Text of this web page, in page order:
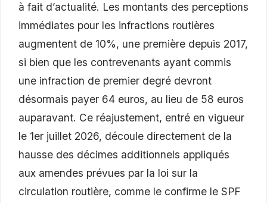
à fait d’actualité. Les montants des perceptions
immédiates pour les infractions routières
augmentent de 10%, une première depuis 2017,
si bien que les contrevenants ayant commis
une infraction de premier degré devront
désormais payer 64 euros, au lieu de 58 euros
auparavant. Ce réajustement, entré en vigueur
le 1er juillet 2026, découle directement de la
hausse des décimes additionnels appliqués
aux amendes prévues par la loi sur la
circulation routière, comme le confirme le SPF